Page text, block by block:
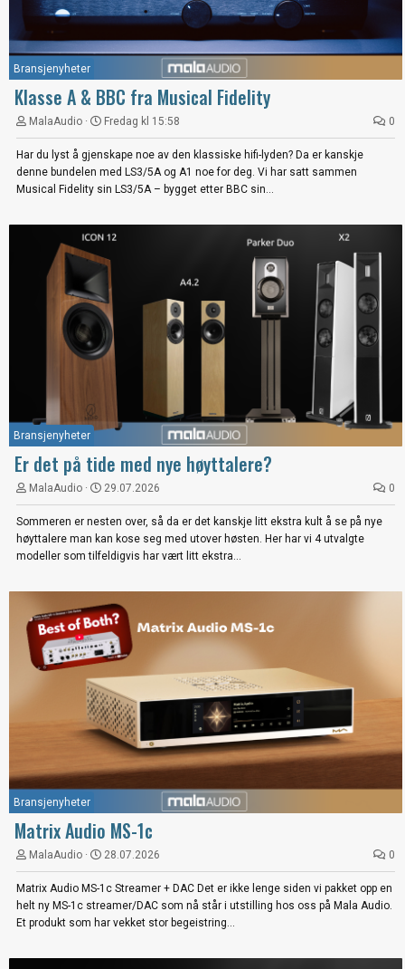
Bransjenyheter
Klasse A & BBC fra Musical Fidelity
MalaAudio Fredag kl 15:58 0
Har du lyst å gjenskape noe av den klassiske hifi-lyden? Da er kanskje
denne bundelen med LS3/5A og A1 noe for deg. Vi har satt sammen
Musical Fidelity sin LS3/5A – bygget etter BBC sin...
Bransjenyheter
Er det på tide med nye høyttalere?
MalaAudio 29.07.2026 0
Sommeren er nesten over, så da er det kanskje litt ekstra kult å se på nye
høyttalere man kan kose seg med utover høsten. Her har vi 4 utvalgte
modeller som tilfeldigvis har vært litt ekstra...
Bransjenyheter
Matrix Audio MS-1c
MalaAudio 28.07.2026 0
Matrix Audio MS-1c Streamer + DAC Det er ikke lenge siden vi pakket opp en
helt ny MS-1c streamer/DAC som nå står i utstilling hos oss på Mala Audio.
Et produkt som har vekket stor begeistring...